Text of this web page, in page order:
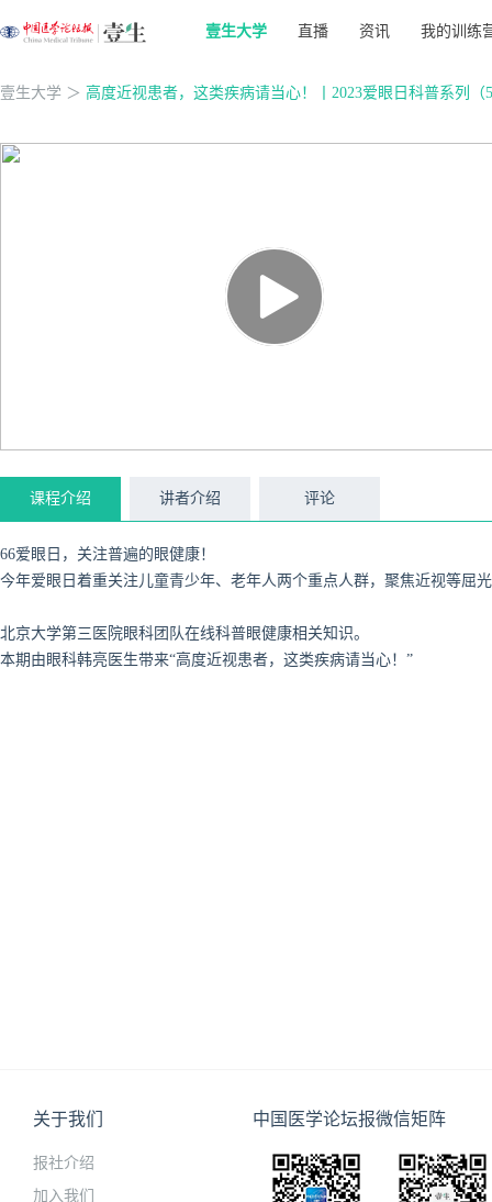
壹生大学 直播 资讯 我的训练
壹生大学 ＞ 高度近视患者，这类疾病请当心！丨2023爱眼日科普系列（
课程介绍 讲者介绍 评论
66爱眼日，关注普遍的眼健康！
今年爱眼日着重关注儿童青少年、老年人两个重点人群，聚焦近视等屈
北京大学第三医院眼科团队在线科普眼健康相关知识。
本期由眼科韩亮医生带来“高度近视患者，这类疾病请当心！”
关于我们
报社介绍
加入我们
中国医学论坛报微信矩阵